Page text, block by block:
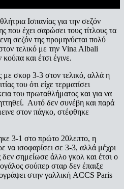
Ισπανίας για την σεζόν
έχει σαρώσει τους τίτλους τα
σεζόν της προμηνύεται πολύ
τελικό με την Vina Albali
και έτσι έγινε.
με σκορ 3-3 στον τελικό, αλλά η
του ότι είχε τερματίσει
του πρωταθλήματος και για να
Αυτό δεν συνέβη και παρά
στον πάγκο, στέφθηκε
3-1 στο πρώτο 20λεπτο, η
να ισοφαρίσει σε 3-3, αλλά μέχρι
σημείωσε άλλο γκολ και έτσι ο
σούπερ σταρ δεν έπαιξε
στην γαλλική ACCS Paris